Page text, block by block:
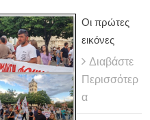
Οι πρώτες
εικόνες
Διαβάστε
Περισσότερ
α